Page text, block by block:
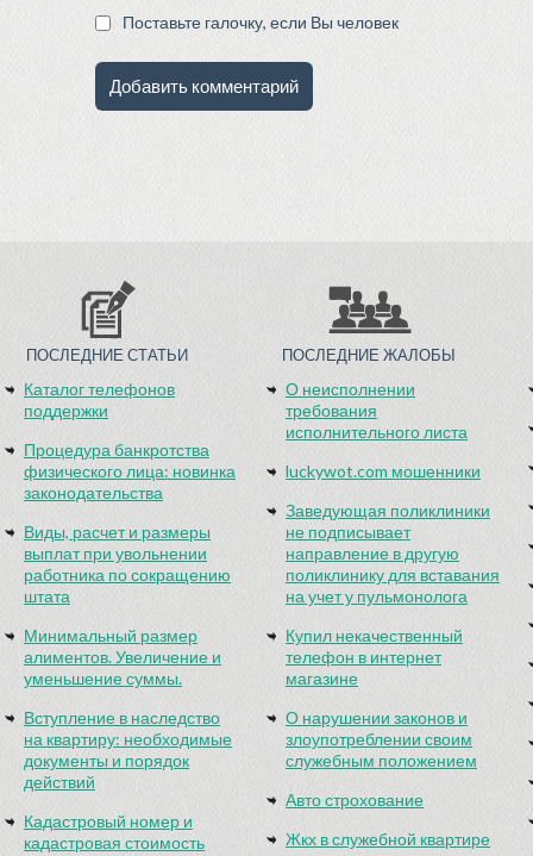
Поставьте галочку, если Вы человек
ПОСЛЕДНИЕ СТАТЬИ
Каталог телефонов
поддержки
Процедура банкротства
физического лица: новинка
законодательства
Виды, расчет и размеры
выплат при увольнении
работника по сокращению
штата
Минимальный размер
алиментов. Увеличение и
уменьшение суммы.
Вступление в наследство
на квартиру: необходимые
документы и порядок
действий
Кадастровый номер и
кадастровая стоимость
ПОСЛЕДНИЕ ЖАЛОБЫ
О неисполнении
требования
исполнительного листа
luckywot.com мошенники
Заведующая поликлиники
не подписывает
направление в другую
поликлинику для вставания
на учет у пульмонолога
Купил некачественный
телефон в интернет
магазине
О нарушении законов и
злоупотреблении своим
служебным положением
Авто строхование
Жкх в служебной квартире